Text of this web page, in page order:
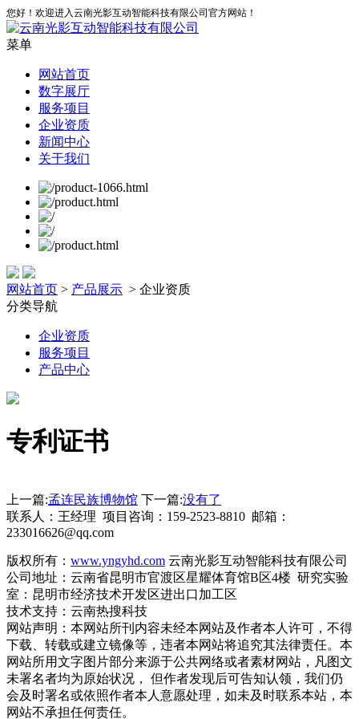
您好！欢迎进入云南光影互动智能科技有限公司官方网站！
菜单
网站首页
数字展厅
服务项目
企业资质
新闻中心
关于我们
网站首页 > 产品展示 > 企业资质
分类导航
企业资质
服务项目
产品中心
专利证书
上一篇:孟连民族博物馆 下一篇:没有了
联系人：王经理 项目咨询：159-2523-8810 邮箱：
233016626@qq.com
版权所有： www.yngyhd.com 云南光影互动智能科技有限公司
公司地址：云南省昆明市官渡区星耀体育馆B区4楼 研究实验
室：昆明市经济技术开发区进出口加工区
技术支持：云南热搜科技
网站声明：本网站所刊内容未经本网站及作者本人许可，不得
下载、转载或建立镜像等，违者本网站将追究其法律责任。本
网站所用文字图片部分来源于公共网络或者素材网站，凡图文
未署名者均为原始状况， 但作者发现后可告知认领，我们仍
会及时署名或依照作者本人意愿处理，如未及时联系本站，本
网站不承担任何责任。